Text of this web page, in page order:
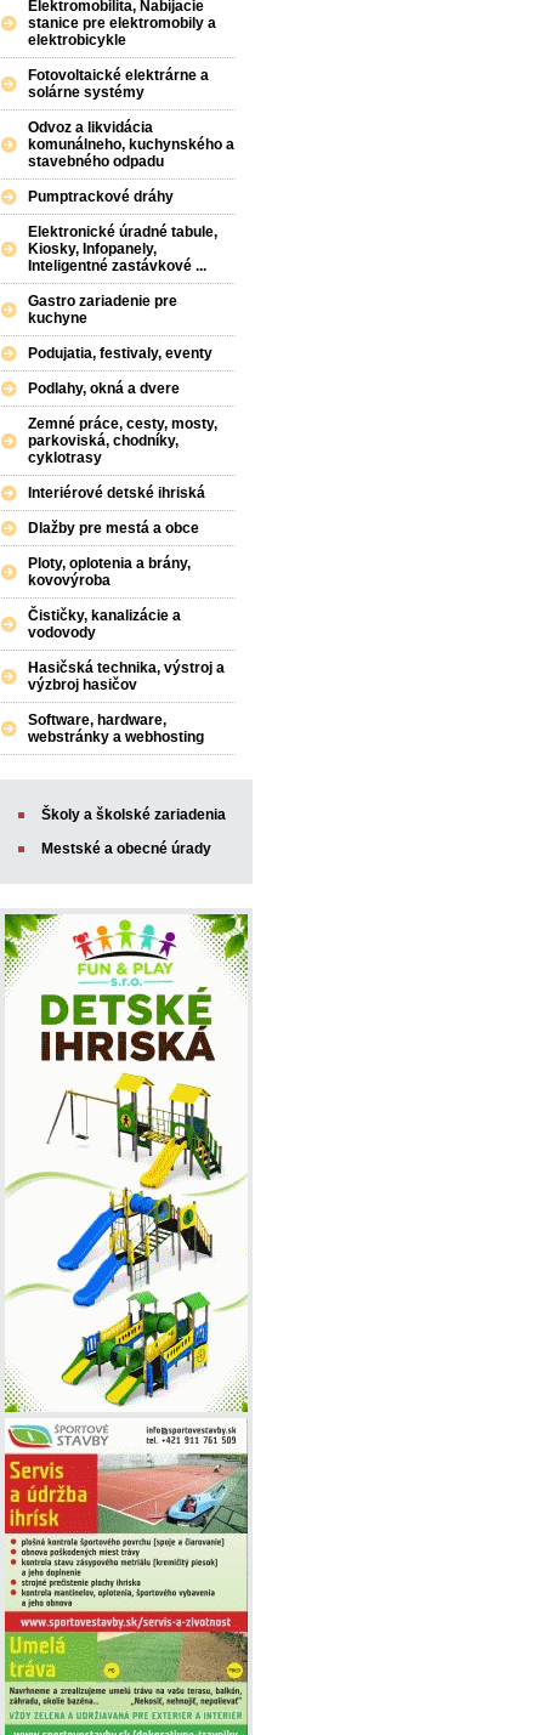
Elektromobilita, Nabíjacie
stanice pre elektromobily a
elektrobicykle
Fotovoltaické elektrárne a
solárne systémy
Odvoz a likvidácia
komunálneho, kuchynského a
stavebného odpadu
Pumptrackové dráhy
Elektronické úradné tabule,
Kiosky, Infopanely,
Inteligentné zastávkové ...
Gastro zariadenie pre
kuchyne
Podujatia, festivaly, eventy
Podlahy, okná a dvere
Zemné práce, cesty, mosty,
parkoviská, chodníky,
cyklotrasy
Interiérové detské ihriská
Dlažby pre mestá a obce
Ploty, oplotenia a brány,
kovovýroba
Čističky, kanalizácie a
vodovody
Hasičská technika, výstroj a
výzbroj hasičov
Software, hardware,
webstránky a webhosting
Školy a školské zariadenia
Mestské a obecné úrady